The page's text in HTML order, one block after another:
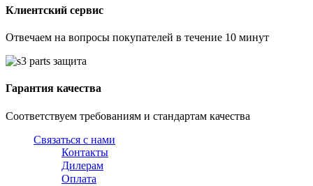
Клиентский сервис
Отвечаем на вопросы покупателей в течение 10 минут
Гарантия качества
Соответствуем требованиям и стандартам качества
Связаться с нами
Контакты
Дилерам
Оплата